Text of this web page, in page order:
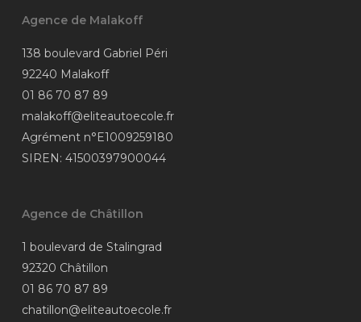
Agence de Malakoff
138 boulevard Gabriel Péri
92240 Malakoff
01 86 70 87 89
malakoff@eliteautoecole.fr
Agrément n°E1009259180
SIREN: 41500397900044
Agence de Châtillon
1 boulevard de Stalingrad
92320 Châtillon
01 86 70 87 89
chatillon@eliteautoecole.fr